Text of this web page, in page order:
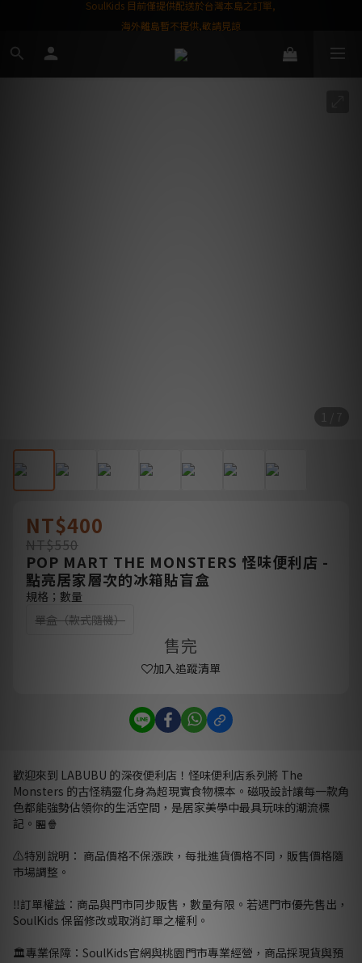
NT$400
NT$550
POP MART THE MONSTERS 怪味便利店 -
點亮居家層次的冰箱貼盲盒
規格；數量
單盒（款式隨機）
售完
加入追蹤清單
歡迎來到 LABUBU 的深夜便利店！怪味便利店系列將 The
Monsters 的古怪精靈化身為超現實食物標本。磁吸設計讓每一款角
色都能強勢佔領你的生活空間，是居家美學中最具玩味的潮流標
記。🏪🍿
⚠️特別說明： 商品價格不保漲跌，每批進貨價格不同，販售價格隨
市場調整。
‼️訂單權益：商品與門市同步販售，數量有限。若遇門市優先售出，
SoulKids 保留修改或取消訂單之權利。
🏛️專業保障：SoulKids官網與桃園門市專業經營，商品採現貨與預
屬購物金❤️
SoulKids 目前僅提供配送於台灣本島之訂單,
海外離島暫不提供,敬請見諒